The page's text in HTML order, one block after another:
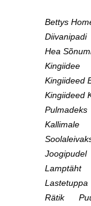
Bettys
Diivanipadi
Hea
Kingiidee
Kingiideed
Kingiideed
Pulmadeks
Kallimale
Joogipudel
Lamptäht
Lastetuppa
Rätik